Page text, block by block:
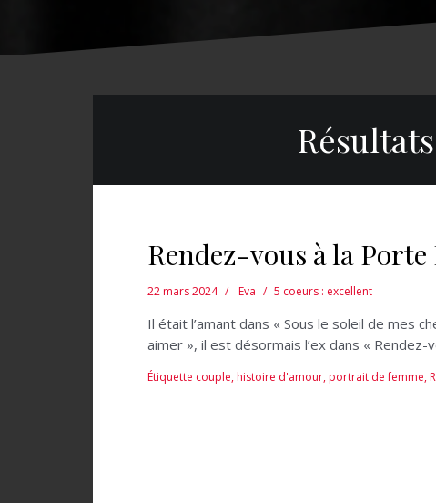
Rendez-vous à la
22 mars 2024 Eva 5 coeurs : excellent
Il était l’amant dans « Sous le soleil de mes
aimer », il est désormais l’ex dans « Rendez-
Étiquette couple,histoire d'amour,portrait de femme,